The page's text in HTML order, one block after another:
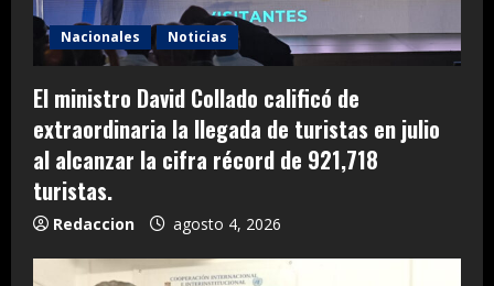
Nacionales Noticias
El ministro David Collado calificó de
extraordinaria la llegada de turistas en julio
al alcanzar la cifra récord de 921,718
turistas.
Redaccion agosto 4, 2026